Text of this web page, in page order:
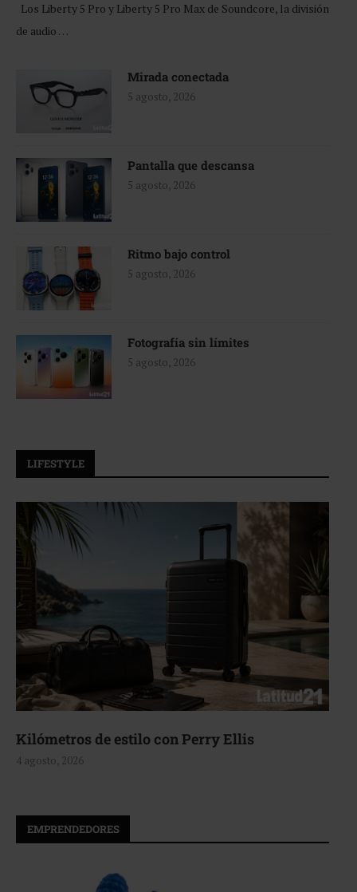
Los Liberty 5 Pro y Liberty 5 Pro Max de Soundcore, la división
de audio …
Mirada conectada
5 agosto, 2026
Pantalla que descansa
5 agosto, 2026
Ritmo bajo control
5 agosto, 2026
Fotografía sin límites
5 agosto, 2026
LIFESTYLE
Aerie, texturas que fluyen
4 agosto, 2026
EMPRENDEDORES